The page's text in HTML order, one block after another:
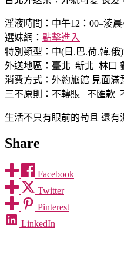
淫液時間：中午12：00–淩晨
選妹網： 點擊進入
特別類型：中(日.巴.荷.韓.
外送地區：臺北 新北 林口
消費方式：外約旅館 見面滿
三不原則：不轉賬 不匯款
生活不只有眼前的苟且 還有
Share
Facebook
Twitter
Pinterest
LinkedIn